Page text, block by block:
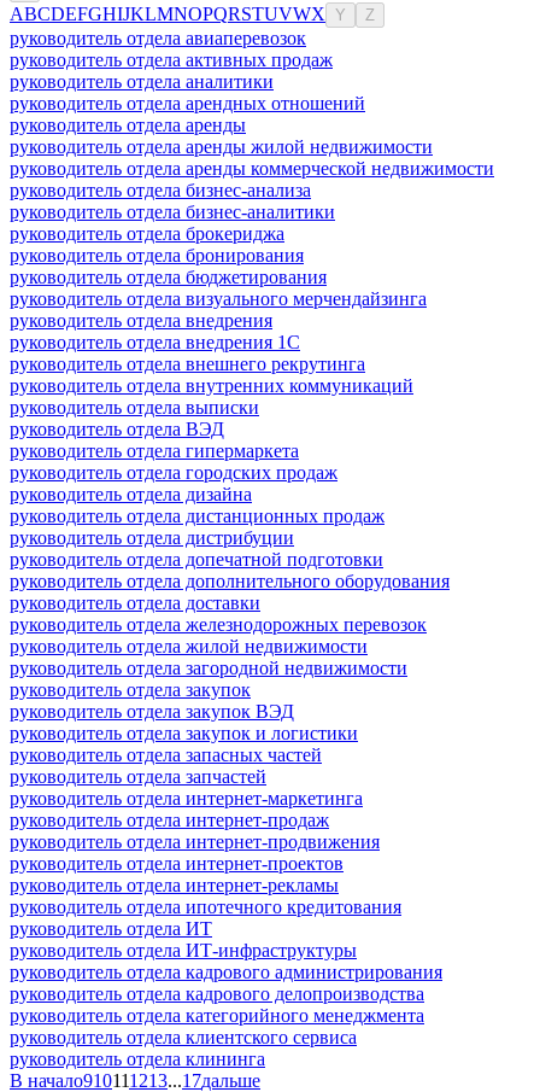
ABCDEFGHIJKLMNOPQRSTUVWX Y Z
руководитель отдела авиаперевозок
руководитель отдела активных продаж
руководитель отдела аналитики
руководитель отдела арендных отношений
руководитель отдела аренды
руководитель отдела аренды жилой недвижимости
руководитель отдела аренды коммерческой недвижимости
руководитель отдела бизнес-анализа
руководитель отдела бизнес-аналитики
руководитель отдела брокериджа
руководитель отдела бронирования
руководитель отдела бюджетирования
руководитель отдела визуального мерчендайзинга
руководитель отдела внедрения
руководитель отдела внедрения 1С
руководитель отдела внешнего рекрутинга
руководитель отдела внутренних коммуникаций
руководитель отдела выписки
руководитель отдела ВЭД
руководитель отдела гипермаркета
руководитель отдела городских продаж
руководитель отдела дизайна
руководитель отдела дистанционных продаж
руководитель отдела дистрибуции
руководитель отдела допечатной подготовки
руководитель отдела дополнительного оборудования
руководитель отдела доставки
руководитель отдела железнодорожных перевозок
руководитель отдела жилой недвижимости
руководитель отдела загородной недвижимости
руководитель отдела закупок
руководитель отдела закупок ВЭД
руководитель отдела закупок и логистики
руководитель отдела запасных частей
руководитель отдела запчастей
руководитель отдела интернет-маркетинга
руководитель отдела интернет-продаж
руководитель отдела интернет-продвижения
руководитель отдела интернет-проектов
руководитель отдела интернет-рекламы
руководитель отдела ипотечного кредитования
руководитель отдела ИТ
руководитель отдела ИТ-инфраструктуры
руководитель отдела кадрового администрирования
руководитель отдела кадрового делопроизводства
руководитель отдела категорийного менеджмента
руководитель отдела клиентского сервиса
руководитель отдела клининга
В начало910111213...17дальше